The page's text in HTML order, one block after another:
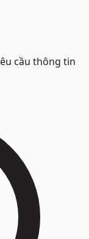
cầu thông tin